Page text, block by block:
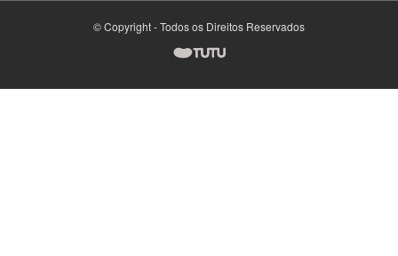
© Copyright - Todos os Direitos Reservados